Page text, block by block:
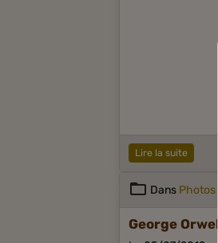
Lire la suite
Dans Photos
George Orwell